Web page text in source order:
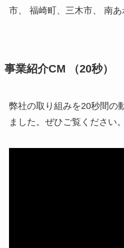
市、 福崎町、三木市、 南
事業紹介CM （20秒）
弊社の取り組みを20秒間の
ました。ぜひご覧ください。